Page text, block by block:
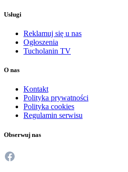
Usługi
Reklamuj się u nas
Ogłoszenia
Tucholanin TV
O nas
Kontakt
Polityka prywatności
Polityka cookies
Regulamin serwisu
Obserwuj nas
Facebook